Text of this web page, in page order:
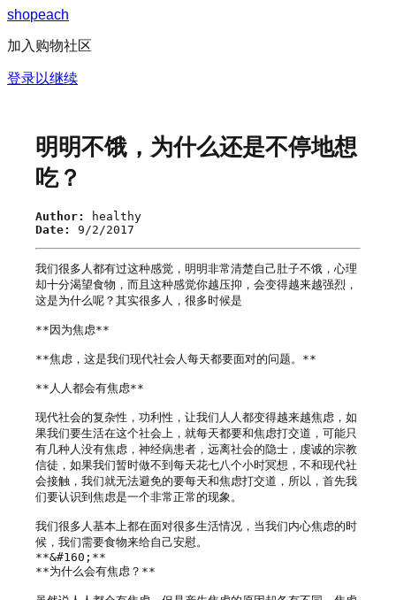
shopeach
加入购物社区
登录以继续
明明不饿，为什么还是不停地想
吃？
Author:
healthy
Date:
9/2/2017
我们很多人都有过这种感觉，明明非常清楚自己肚子不饿，心理
却十分渴望食物，而且这种感觉你越压抑，会变得越来越强烈，
这是为什么呢？其实很多人，很多时候是
**因为焦虑**
**焦虑，这是我们现代社会人每天都要面对的问题。**
**人人都会有焦虑**
现代社会的复杂性，功利性，让我们人人都变得越来越焦虑，如
果我们要生活在这个社会上，就每天都要和焦虑打交道，可能只
有几种人没有焦虑，神经病患者，远离社会的隐士，虔诚的宗教
信徒，如果我们暂时做不到每天花七八个小时冥想，不和现代社
会接触，我们就无法避免的要每天和焦虑打交道，所以，首先我
们要认识到焦虑是一个非常正常的现象。
我们很多人基本上都在面对很多生活情况，当我们内心焦虑的时
候，我们需要食物来给自己安慰。
**&#160;**
**为什么会有焦虑？**